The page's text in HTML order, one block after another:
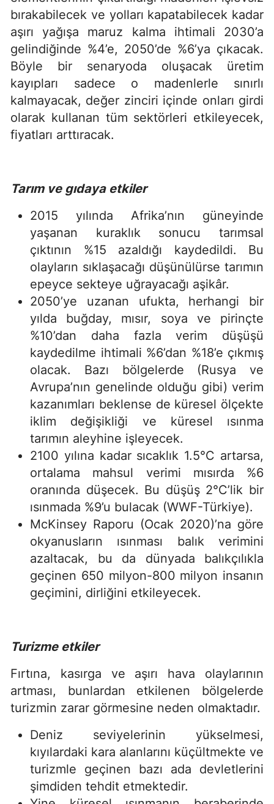
bırakabilecek ve yolları kapatabilecek kadar
aşırı yağışa maruz kalma ihtimali 2030’a
gelindiğinde %4’e, 2050’de %6’ya çıkacak.
Böyle bir senaryoda oluşacak üretim
kayıpları sadece o madenlerle sınırlı
kalmayacak, değer zinciri içinde onları girdi
olarak kullanan tüm sektörleri etkileyecek,
fiyatları arttıracak.
Tarım ve gıdaya etkiler
2015 yılında Afrika’nın güneyinde
yaşanan kuraklık sonucu tarımsal
çıktının %15 azaldığı kaydedildi. Bu
olayların sıklaşacağı düşünülürse tarımın
epeyce sekteye uğrayacağı aşikâr.
2050’ye uzanan ufukta, herhangi bir
yılda buğday, mısır, soya ve pirinçte
%10’dan daha fazla verim düşüşü
kaydedilme ihtimali %6’dan %18’e çıkmış
olacak. Bazı bölgelerde (Rusya ve
Avrupa’nın genelinde olduğu gibi) verim
kazanımları beklense de küresel ölçekte
iklim değişikliği ve küresel ısınma
tarımın aleyhine işleyecek.
2100 yılına kadar sıcaklık 1.5°C artarsa,
ortalama mahsul verimi mısırda %6
oranında düşecek. Bu düşüş 2°C’lik bir
ısınmada %9’u bulacak (WWF-Türkiye).
McKinsey Raporu (Ocak 2020)’na göre
okyanusların ısınması balık verimini
azaltacak, bu da dünyada balıkçılıkla
geçinen 650 milyon-800 milyon insanın
geçimini, dirliğini etkileyecek.
Turizme etkiler
Fırtına, kasırga ve aşırı hava olaylarının
artması, bunlardan etkilenen bölgelerde
turizmin zarar görmesine neden olmaktadır.
Deniz seviyelerinin yükselmesi,
kıyılardaki kara alanlarını küçültmekte ve
turizmle geçinen bazı ada devletlerini
şimdiden tehdit etmektedir.